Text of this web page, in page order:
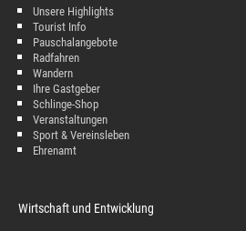
Unsere Highlights
Tourist Info
Pauschalangebote
Radfahren
Wandern
Ihre Gastgeber
Schlinge-Shop
Veranstaltungen
Sport & Vereinsleben
Ehrenamt
Wirtschaft und Entwicklung